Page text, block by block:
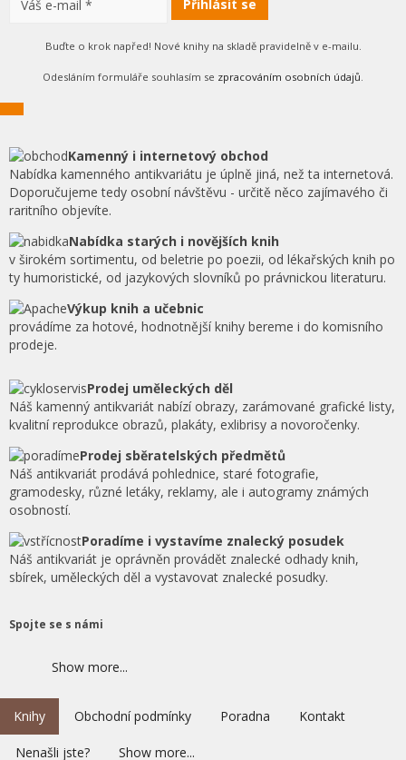
Buďte o krok napřed! Nové knihy na skladě pravidelně v e-mailu.
Odesláním formuláře souhlasím se zpracováním osobních údajů.
Kamenný i internetový obchod
Nabídka kamenného antikvariátu je úplně jiná, než ta internetová.
Doporučujeme tedy osobní návštěvu - určitě něco zajímavého či
raritního objevíte.
Nabídka starých i novějších knih
v širokém sortimentu, od beletrie po poezii, od lékařských knih po
ty humoristické, od jazykových slovníků po právnickou literaturu.
Výkup knih a učebnic
provádíme za hotové, hodnotnější knihy bereme i do komisního
prodeje.
Prodej uměleckých děl
Náš kamenný antikvariát nabízí obrazy, zarámované grafické listy,
kvalitní reprodukce obrazů, plakáty, exlibrisy a novoročenky.
Prodej sběratelských předmětů
Náš antikvariát prodává pohlednice, staré fotografie,
gramodesky, různé letáky, reklamy, ale i autogramy známých
osobností.
Poradíme i vystavíme znalecký posudek
Náš antikvariát je oprávněn provádět znalecké odhady knih,
sbírek, uměleckých děl a vystavovat znalecké posudky.
Spojte se s námi
Show more...
Knihy Obchodní podmínky Poradna Kontakt
Nenašli jste? Show more...